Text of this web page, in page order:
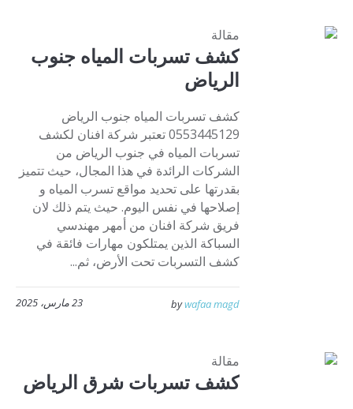
مقالة
كشف تسربات المياه جنوب
الرياض
كشف تسربات المياه جنوب الرياض
0553445129 تعتبر شركة افنان لكشف
تسربات المياه في جنوب الرياض من
الشركات الرائدة في هذا المجال، حيث تتميز
بقدرتها على تحديد مواقع تسرب المياه و
إصلاحها في نفس اليوم. حيث يتم ذلك لان
فريق شركة افنان من أمهر مهندسي
السباكة الذين يمتلكون مهارات فائقة في
كشف التسربات تحت الأرض، ثم...
23 مارس، 2025 bywafaa magd
مقالة
كشف تسربات شرق الرياض